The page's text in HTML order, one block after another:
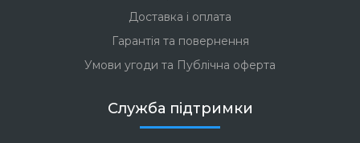
Доставка і оплата
Гарантія та повернення
Умови угоди та Публічна оферта
Служба підтримки